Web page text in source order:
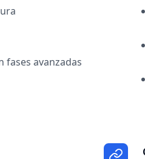
fases avanzadas